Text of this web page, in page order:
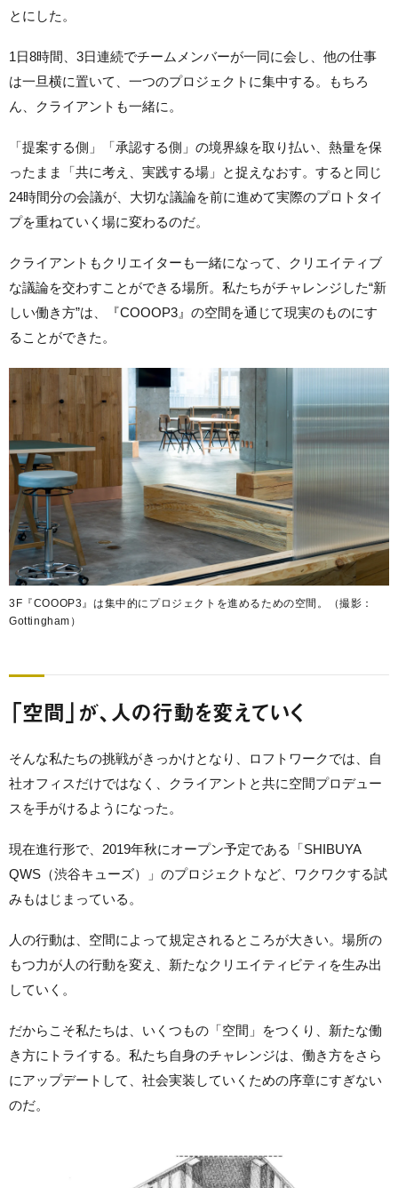
とにした。
1日8時間、3日連続でチームメンバーが一同に会し、他の仕事
は一旦横に置いて、一つのプロジェクトに集中する。もちろ
ん、クライアントも一緒に。
「提案する側」「承認する側」の境界線を取り払い、熱量を保
ったまま「共に考え、実践する場」と捉えなおす。すると同じ
24時間分の会議が、大切な議論を前に進めて実際のプロトタイ
プを重ねていく場に変わるのだ。
クライアントもクリエイターも一緒になって、クリエイティブ
な議論を交わすことができる場所。私たちがチャレンジした“新
しい働き方”は、『COOOP3』の空間を通じて現実のものにす
ることができた。
3F『COOOP3』は集中的にプロジェクトを進めるための空間。（撮影：
Gottingham）
「空間」が、人の行動を変えていく
そんな私たちの挑戦がきっかけとなり、ロフトワークでは、自
社オフィスだけではなく、クライアントと共に空間プロデュー
スを手がけるようになった。
現在進行形で、2019年秋にオープン予定である「SHIBUYA
QWS（渋谷キューズ）」のプロジェクトなど、ワクワクする試
みもはじまっている。
人の行動は、空間によって規定されるところが大きい。場所の
もつ力が人の行動を変え、新たなクリエイティビティを生み出
していく。
だからこそ私たちは、いくつもの「空間」をつくり、新たな働
き方にトライする。私たち自身のチャレンジは、働き方をさら
にアップデートして、社会実装していくための序章にすぎない
のだ。